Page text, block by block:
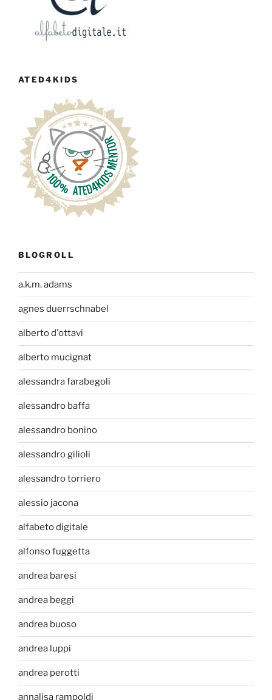
ATED4KIDS
BLOGROLL
a.k.m. adams
agnes duerrschnabel
alberto d'ottavi
alberto mucignat
alessandra farabegoli
alessandro baffa
alessandro bonino
alessandro gilioli
alessandro torriero
alessio jacona
alfabeto digitale
alfonso fuggetta
andrea baresi
andrea beggi
andrea buoso
andrea luppi
andrea perotti
annalisa rampoldi